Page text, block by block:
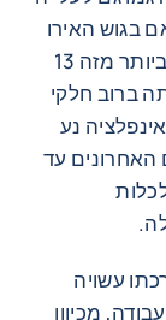
בגוש האירו
הגיע בספטמבר ל-3.4%, הרמה הגבוהה ביותר מזה 13
ברוב חלקי
נע
ב-4 החודשים האחרונים עד
עשויה
מכיוון